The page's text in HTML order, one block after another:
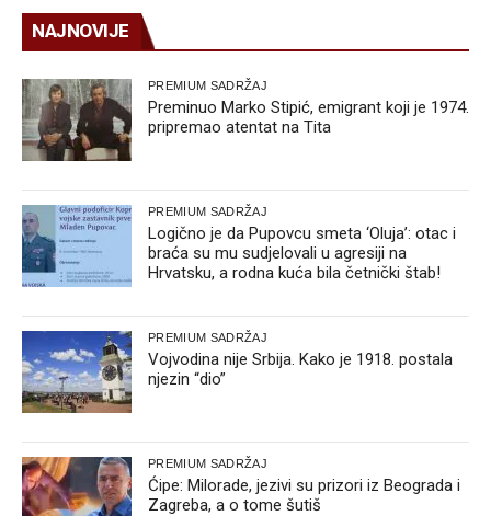
NAJNOVIJE
PREMIUM SADRŽAJ
Preminuo Marko Stipić, emigrant koji je 1974.
pripremao atentat na Tita
PREMIUM SADRŽAJ
Logično je da Pupovcu smeta ‘Oluja’: otac i
braća su mu sudjelovali u agresiji na
Hrvatsku, a rodna kuća bila četnički štab!
PREMIUM SADRŽAJ
Vojvodina nije Srbija. Kako je 1918. postala
njezin “dio”
PREMIUM SADRŽAJ
Ćipe: Milorade, jezivi su prizori iz Beograda i
Zagreba, a o tome šutiš